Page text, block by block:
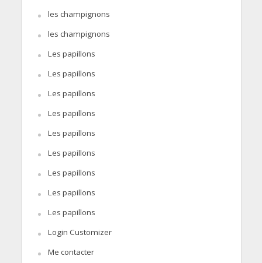
les champignons
les champignons
Les papillons
Les papillons
Les papillons
Les papillons
Les papillons
Les papillons
Les papillons
Les papillons
Les papillons
Login Customizer
Me contacter